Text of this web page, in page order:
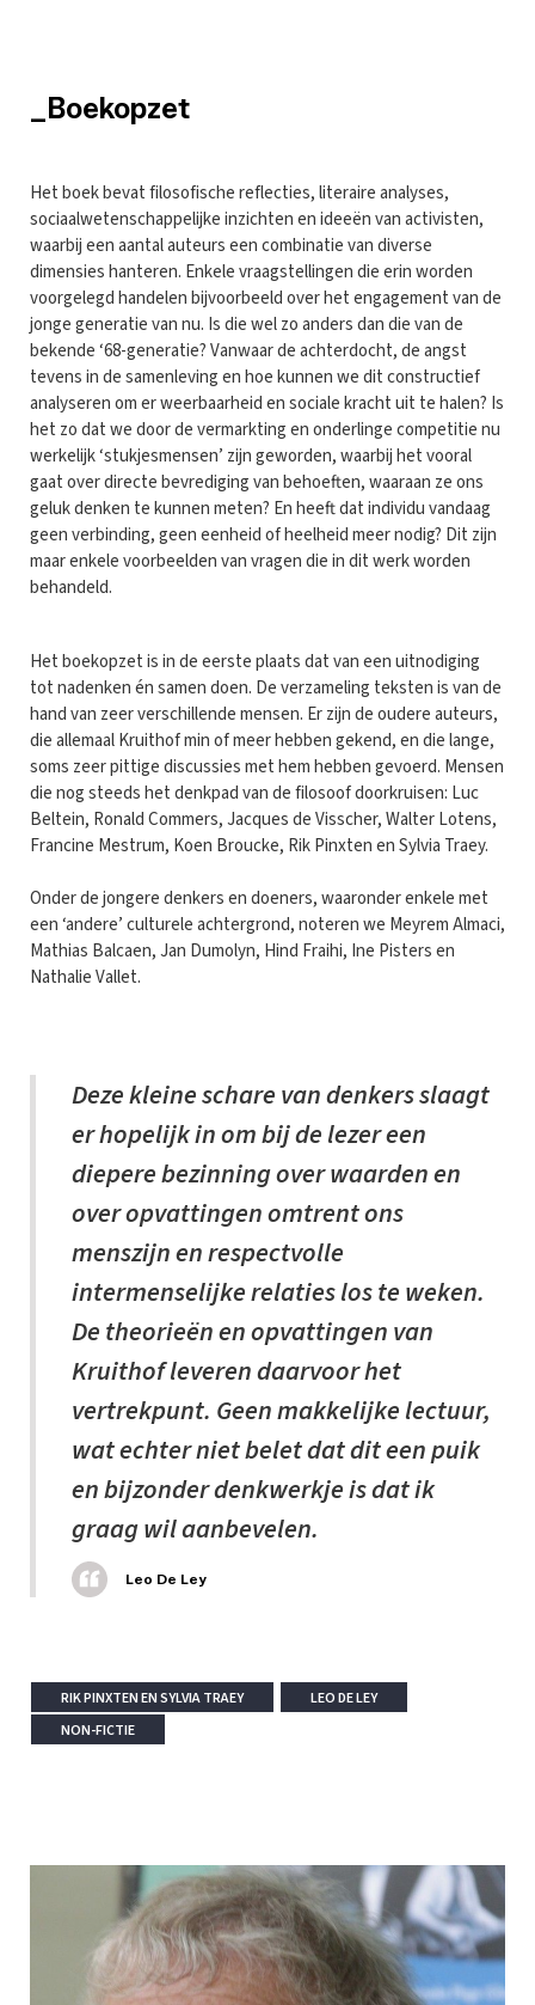
_Boekopzet
Het boek bevat filosofische reflecties, literaire analyses,
sociaalwetenschappelijke inzichten en ideeën van activisten,
waarbij een aantal auteurs een combinatie van diverse
dimensies hanteren. Enkele vraagstellingen die erin worden
voorgelegd handelen bijvoorbeeld over het engagement van de
jonge generatie van nu. Is die wel zo anders dan die van de
bekende ‘68-generatie? Vanwaar de achterdocht, de angst
tevens in de samenleving en hoe kunnen we dit constructief
analyseren om er weerbaarheid en sociale kracht uit te halen? Is
het zo dat we door de vermarkting en onderlinge competitie nu
werkelijk ‘stukjesmensen’ zijn geworden, waarbij het vooral
gaat over directe bevrediging van behoeften, waaraan ze ons
geluk denken te kunnen meten? En heeft dat individu vandaag
geen verbinding, geen eenheid of heelheid meer nodig? Dit zijn
maar enkele voorbeelden van vragen die in dit werk worden
behandeld.
Het boekopzet is in de eerste plaats dat van een uitnodiging
tot nadenken én samen doen. De verzameling teksten is van de
hand van zeer verschillende mensen. Er zijn de oudere auteurs,
die allemaal Kruithof min of meer hebben gekend, en die lange,
soms zeer pittige discussies met hem hebben gevoerd. Mensen
die nog steeds het denkpad van de filosoof doorkruisen: Luc
Beltein, Ronald Commers, Jacques de Visscher, Walter Lotens,
Francine Mestrum, Koen Broucke, Rik Pinxten en Sylvia Traey.
Onder de jongere denkers en doeners, waaronder enkele met
een ‘andere’ culturele achtergrond, noteren we Meyrem Almaci,
Mathias Balcaen, Jan Dumolyn, Hind Fraihi, Ine Pisters en
Nathalie Vallet.
Deze kleine schare van denkers slaagt
er hopelijk in om bij de lezer een
diepere bezinning over waarden en
over opvattingen omtrent ons
menszijn en respectvolle
intermenselijke relaties los te weken.
De theorieën en opvattingen van
Kruithof leveren daarvoor het
vertrekpunt. Geen makkelijke lectuur,
wat echter niet belet dat dit een puik
en bijzonder denkwerkje is dat ik
graag wil aanbevelen.
Leo De Ley
RIK PINXTEN EN SYLVIA TRAEY
LEO DE LEY
NON-FICTIE